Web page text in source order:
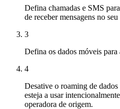
Defina chamadas e SMS
de receber mensagens no
3
Defina os dados móveis
4
Desative o roaming de
esteja a usar
operadora de origem.